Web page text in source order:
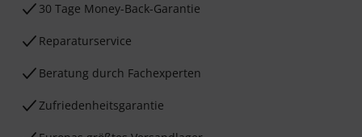
30 Tage Money-Back-Garantie
Reparaturservice
Beratung durch Fachexperten
Zufriedenheitsgarantie